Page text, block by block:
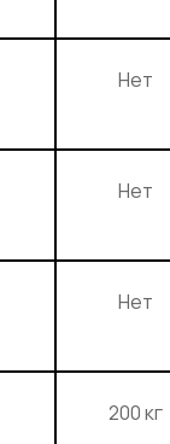
Нет
Нет
Нет
200 кг